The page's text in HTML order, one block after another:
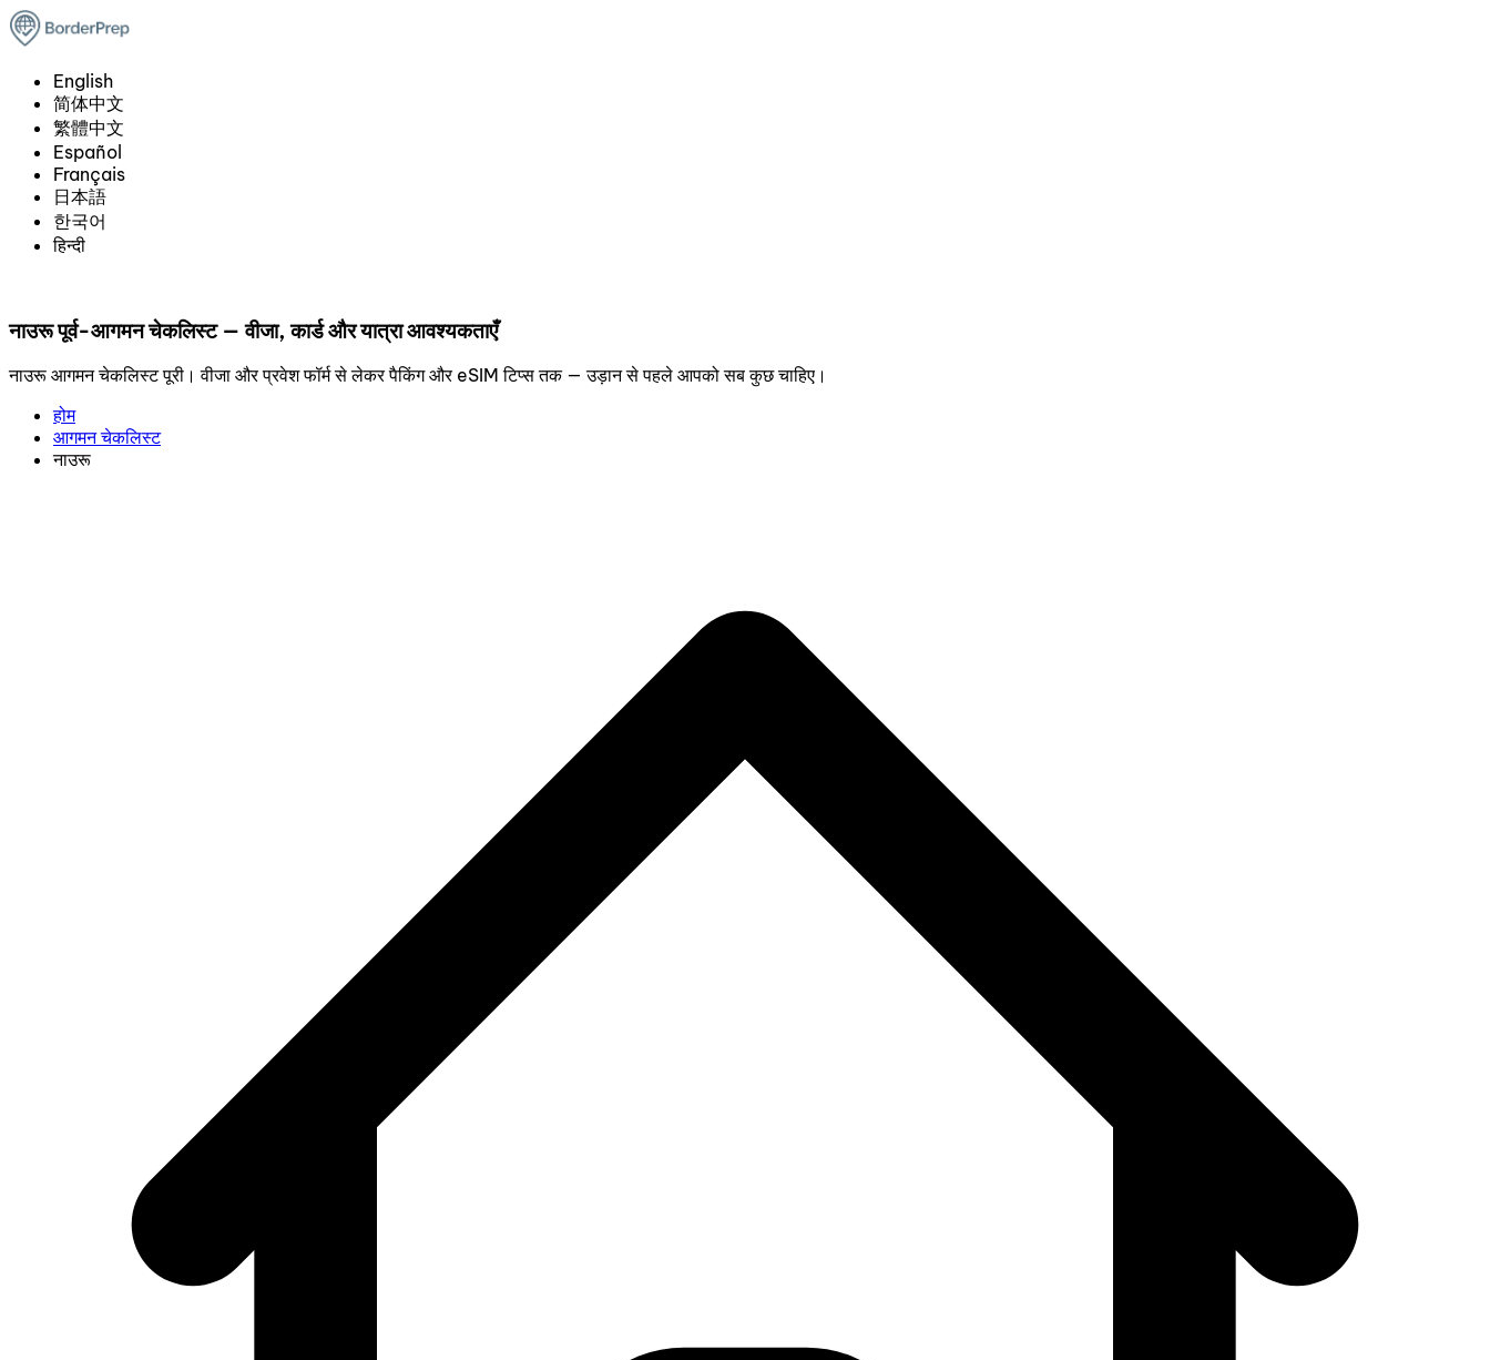
English
简体中文
繁體中文
Español
Français
日本語
한국어
हिन्दी
नाउरू पूर्व-आगमन चेकलिस्ट — वीजा, कार्ड और यात्रा आवश्यकताएँ
नाउरू आगमन चेकलिस्ट पूरी। वीजा और प्रवेश फॉर्म से लेकर पैकिंग और eSIM टिप्स तक — उड़ान से पहले आपको सब कुछ चाहिए।
होम
आगमन चेकलिस्ट
नाउरू